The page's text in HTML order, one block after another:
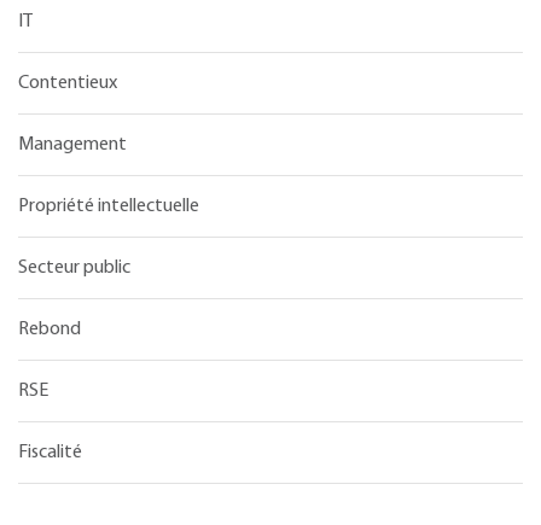
IT
Contentieux
Management
Propriété intellectuelle
Secteur public
Rebond
RSE
Fiscalité